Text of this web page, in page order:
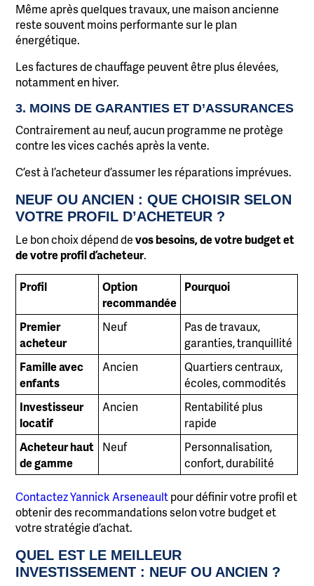
Même après quelques travaux, une maison ancienne
reste souvent moins performante sur le plan
énergétique.
Les factures de chauffage peuvent être plus élevées,
notamment en hiver.
3. MOINS DE GARANTIES ET D’ASSURANCES
Contrairement au neuf, aucun programme ne protège
contre les vices cachés après la vente.
C’est à l’acheteur d’assumer les réparations imprévues.
NEUF OU ANCIEN : QUE CHOISIR SELON
VOTRE PROFIL D’ACHETEUR ?
Le bon choix dépend devos besoins, de votre budget et
de votre profil d’acheteur.
Profil
Option
recommandée
Pourquoi
Premier
acheteur
Neuf
Pas de travaux,
garanties, tranquillité
Famille avec
enfants
Ancien
Quartiers centraux,
écoles, commodités
Investisseur
locatif
Ancien
Rentabilité plus
rapide
Acheteur haut
de gamme
Neuf
Personnalisation,
confort, durabilité
Contactez Yannick Arseneaultpour définir votre profil et
obtenir des recommandations selon votre budget et
votre stratégie d’achat.
QUEL EST LE MEILLEUR
INVESTISSEMENT : NEUF OU ANCIEN ?